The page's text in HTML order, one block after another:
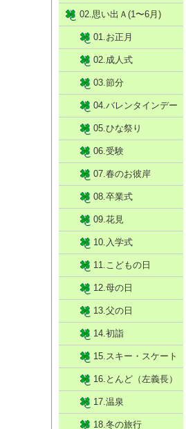
02.思い出Ａ(1〜6月)
01.お正月
02.成人式
03.節分
04.バレンタインデー
05.ひな祭り
06.受験
07.春のお彼岸
08.卒業式
09.花見
10.入学式
11.こどもの日
12.母の日
13.父の日
14.初詣
15.スキー・スケート
16.とんど（左義長）
17.温泉
18.冬の旅行